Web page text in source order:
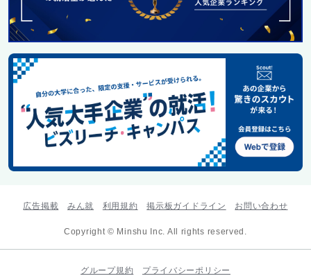
広告掲載 みん就 利用規約 掲示板ガイドライン お問い合わせ
Copyright © Minshu Inc. All rights reserved.
グループ規約 プライバシーポリシー